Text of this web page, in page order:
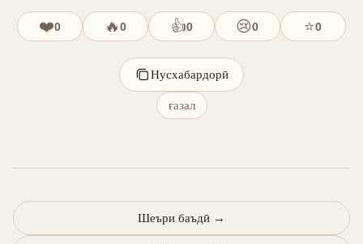
❤️0 🔥0 👍0 😢0 ⭐0
Нусхабардорӣ
ғазал
Шеъри баъдӣ →